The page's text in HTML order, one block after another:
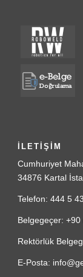
İLETİŞİM
Cumhuriyet
34876 Kartal
Telefon: 444 5
Belgegeçer:
Rektörlük
E-Posta: